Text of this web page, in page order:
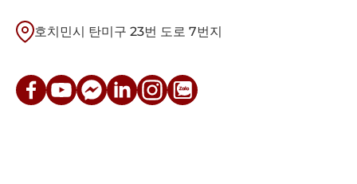
호치민시 탄미구 23번 도로 7번지